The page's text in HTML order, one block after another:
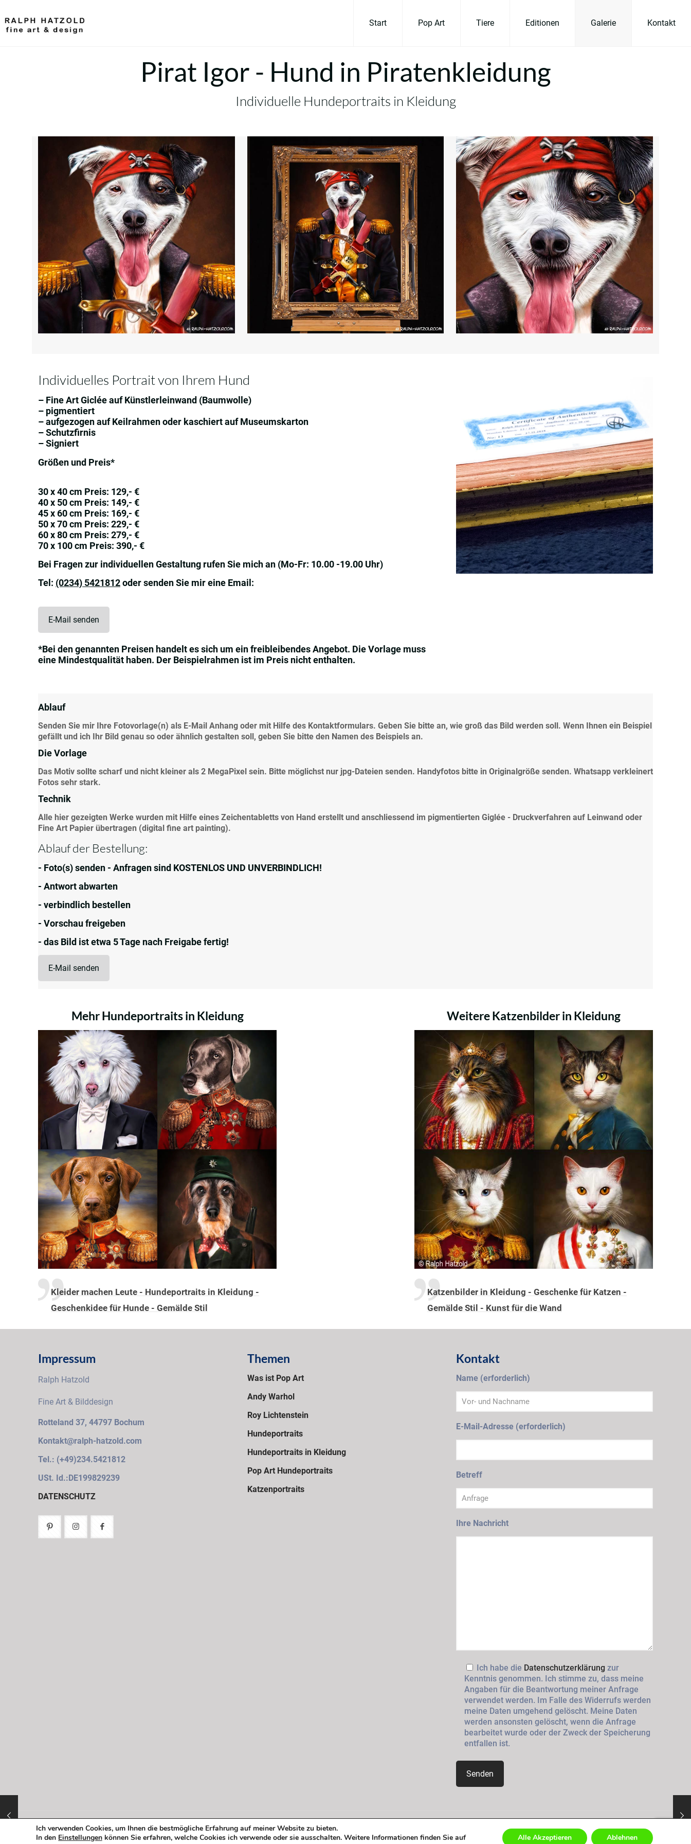
Start Pop Art Tiere Editionen Galerie Kontakt
Pirat Igor - Hund in Piratenkleidung
Individuelle Hundeportraits in Kleidung
Individuelles Portrait von Ihrem Hund
– Fine Art Giclée auf Künstlerleinwand (Baumwolle)
– pigmentiert
– aufgezogen auf Keilrahmen oder kaschiert auf Museumskarton
– Schutzfirnis
– Signiert
Größen und Preis*
30 x 40 cm Preis: 129,- €
40 x 50 cm Preis: 149,- €
45 x 60 cm Preis: 169,- €
50 x 70 cm Preis: 229,- €
60 x 80 cm Preis: 279,- €
70 x 100 cm Preis: 390,- €
Bei Fragen zur individuellen Gestaltung rufen Sie mich an (Mo-Fr: 10.00 -19.00 Uhr)
Tel: (0234) 5421812oder senden Sie mir eine Email:
E-Mail senden
*Bei den genannten Preisen handelt es sich um ein freibleibendes Angebot. Die Vorlage muss
eine Mindestqualität haben. Der Beispielrahmen ist im Preis nicht enthalten.
Ablauf
Senden Sie mir Ihre Fotovorlage(n) als E-Mail Anhang oder mit Hilfe des Kontaktformulars. Geben Sie bitte an, wie groß das Bild werden soll. Wenn Ihnen ein Beispiel
gefällt und ich Ihr Bild genau so oder ähnlich gestalten soll, geben Sie bitte den Namen des Beispiels an.
Die Vorlage
Das Motiv sollte scharf und nicht kleiner als 2 MegaPixel sein. Bitte möglichst nur jpg-Dateien senden. Handyfotos bitte in Originalgröße senden. Whatsapp verkleinert
Fotos sehr stark.
Technik
Alle hier gezeigten Werke wurden mit Hilfe eines Zeichentabletts von Hand erstellt und anschliessend im pigmentierten Giglée - Druckverfahren auf Leinwand oder
Fine Art Papier übertragen (digital fine art painting).
Ablauf der Bestellung:
- Foto(s) senden - Anfragen sind KOSTENLOS UND UNVERBINDLICH!
- Antwort abwarten
- verbindlich bestellen
- Vorschau freigeben
- das Bild ist etwa 5 Tage nach Freigabe fertig!
E-Mail senden
Mehr Hundeportraits in Kleidung
Kleider machen Leute - Hundeportraits in Kleidung -
Geschenkidee für Hunde - Gemälde Stil
Weitere Katzenbilder in Kleidung
Katzenbilder in Kleidung - Geschenke für Katzen -
Gemälde Stil - Kunst für die Wand
Impressum
Ralph Hatzold
Fine Art & Bilddesign
Rotteland 37, 44797 Bochum
Kontakt@ralph-hatzold.com
Tel.: (+49)234.5421812
USt. Id.:DE199829239
DATENSCHUTZ
Themen
Was ist Pop Art
Andy Warhol
Roy Lichtenstein
Hundeportraits
Hundeportraits in Kleidung
Pop Art Hundeportraits
Katzenportraits
Kontakt
Name (erforderlich)
E-Mail-Adresse (erforderlich)
Betreff
Ihre Nachricht
Ich habe die Datenschutzerklärung zur
Kenntnis genommen. Ich stimme zu, dass meine
Angaben für die Beantwortung meiner Anfrage
verwendet werden. Im Falle des Widerrufs werden
meine Daten umgehend gelöscht. Meine Daten
werden ansonsten gelöscht, wenn die Anfrage
bearbeitet wurde oder der Zweck der Speicherung
entfallen ist.
© 2026 Betheme by Muffin group| All Rights Reserved | Powered byWordPress
Ich verwenden Cookies, um Ihnen die bestmögliche Erfahrung auf meiner Website zu bieten.
In den Einstellungen können Sie erfahren, welche Cookies ich verwende oder sie ausschalten. Weitere Informationen finden Sie auf
Alle Akzeptieren Ablehnen